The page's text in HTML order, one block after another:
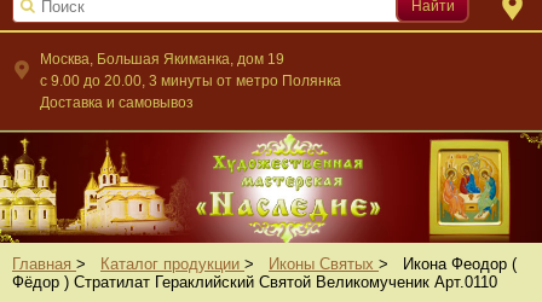
Москва, Большая Якиманка, дом 19
c 9.00 до 20.00, 3 минуты от метро Полянка
Доставка и самовывоз
Найти
Главная > Каталог продукции > Иконы Святых >
Икона Феодор (
Фёдор ) Стратилат Гераклийский Святой Великомученик Арт.0110